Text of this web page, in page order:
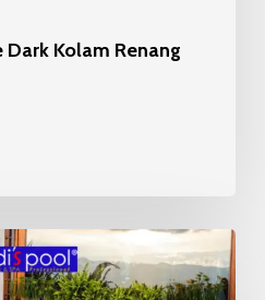
Kolam Renang